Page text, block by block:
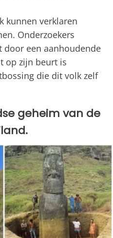
kunnen verklaren
Onderzoekers
door een aanhoudende
op zijn beurt is
die dit volk zelf
geheim van de